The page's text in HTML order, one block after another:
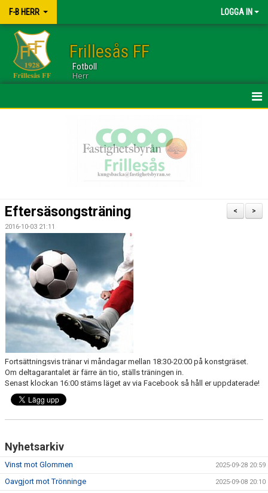
F-B HERR LOGGA IN
Frillesås FF
Fotboll
Herr
BILDGALLERI
DOKUMENT
KONTAKT
MATCHER
MARATONTABELL
SPELARRÅDET
>
<
Eftersäsongsträning
2016-10-03 21:11
Fortsättningsvis tränar vi måndagar mellan 18:30-20:00 på konstgräset.
Om deltagarantalet är färre än tio, ställs träningen in.
Senast klockan 16:00 stäms läget av via Facebook så håll er uppdaterade!
Nyhetsarkiv
Vinst mot Glommen 2025-09-28 20:59
Oavgjort mot Trönninge 2025-09-08 20:10